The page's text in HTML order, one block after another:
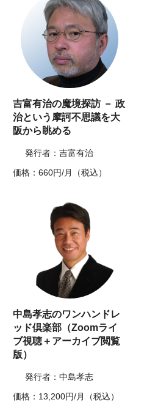
吉富有治の魔境探訪 － 政
治という摩訶不思議を大
阪から眺める
発行者：吉富有治
価格：660円/月（税込）
中島孝志のワンハンドレ
ッド倶楽部（Zoomライ
ブ視聴＋アーカイブ閲覧
版）
発行者：中島孝志
価格：13,200円/月（税込）